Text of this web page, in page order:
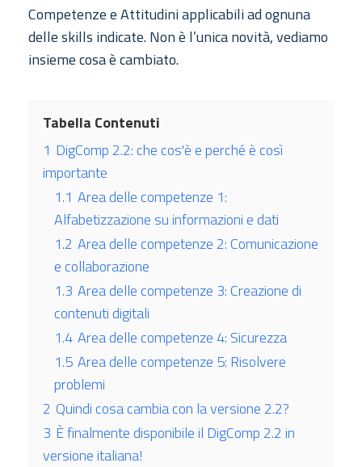
Competenze e Attitudini applicabili ad ognuna
delle skills indicate. Non è l’unica novità, vediamo
insieme cosa è cambiato.
Tabella Contenuti
1 DigComp 2.2: che cos'è e perché è così
importante
1.1 Area delle competenze 1:
Alfabetizzazione su informazioni e dati
1.2 Area delle competenze 2: Comunicazione
e collaborazione
1.3 Area delle competenze 3: Creazione di
contenuti digitali
1.4 Area delle competenze 4: Sicurezza
1.5 Area delle competenze 5: Risolvere
problemi
2 Quindi cosa cambia con la versione 2.2?
3 È finalmente disponibile il DigComp 2.2 in
versione italiana!